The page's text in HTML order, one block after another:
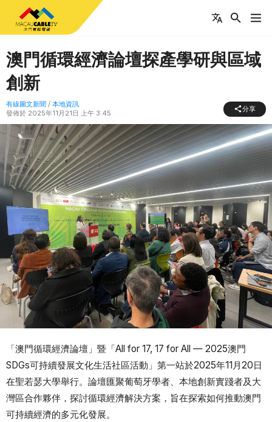
澳門循環經濟論壇探產學研與區域
創新
有線圖文新聞 / 本地資訊
發佈於 2025年11月21日 上午 3:45
分享
「澳門循環經濟論壇」暨「All for 17, 17 for All — 2025澳門
SDGs可持續發展文化生活社區活動」第一站於2025年11月20日
在聖若瑟大學舉行。論壇匯聚葡萄牙學者、本地創新實踐者及大
灣區合作夥伴，探討循環經濟解決方案，旨在探索如何推動澳門
可持續經濟的多元化發展。